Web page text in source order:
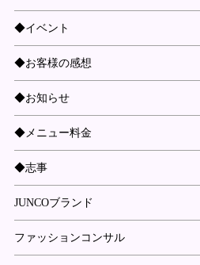
◆イベント
◆お客様の感想
◆お知らせ
◆メニュー料金
◆志事
JUNCOブランド
ファッションコンサル